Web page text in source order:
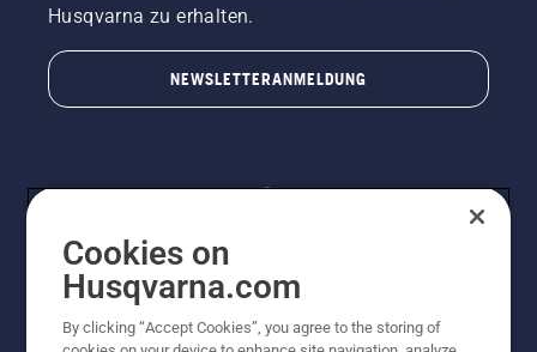
Husqvarna zu erhalten.
NEWSLETTERANMELDUNG
© Husqvarna AB (publ). Alle Rechte vorbehalten.
Cookies on
Husqvarna.com
By clicking “Accept Cookies”, you agree to the storing of